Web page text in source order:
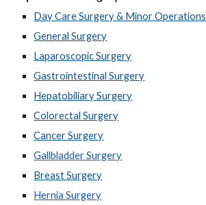
Day Care Surgery & Minor Operations
General Surgery
Laparoscopic Surgery
Gastrointestinal Surgery
Hepatobiliary Surgery
Colorectal Surgery
Cancer Surgery
Gallbladder Surgery
Breast Surgery
Hernia Surgery